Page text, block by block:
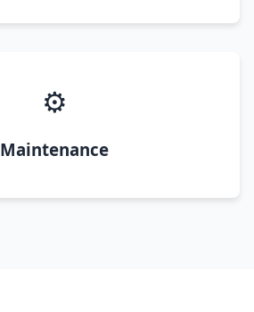
⚙️
Maintenance